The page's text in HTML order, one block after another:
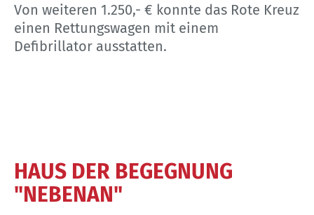
Von weiteren 1.250,- € konnte das Rote Kreuz
einen Rettungswagen mit einem
Defibrillator ausstatten.
HAUS DER BEGEGNUNG
"NEBENAN"